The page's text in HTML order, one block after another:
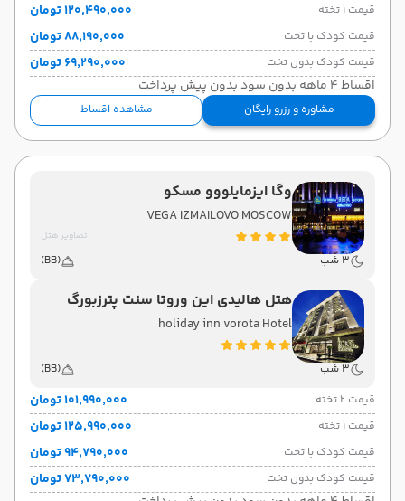
قیمت 1 تخته ۱۲۰٬۴۹۰٬۰۰۰ تومان
قیمت کودک با تخت ۸۸٬۱۹۰٬۰۰۰ تومان
قیمت کودک بدون تخت
۶۹٬۲۹۰٬۰۰۰ تومان
اقساط 4 ماهه بدون سود بدون پیش پرداخت
مشاوره و رزرو رایگان مشاهده اقساط
وگا ایزمایلووو مسکو
VEGA IZMAILOVO MOSCOW
تصاویر هتل
3 شب (BB)
هتل هالیدی این وروتا سنت پترزبورگ
holiday inn vorota Hotel
3 شب
(BB)
قیمت 2 تخته
۱۰۱٬۹۹۰٬۰۰۰ تومان
قیمت 1 تخته ۱۲۵٬۹۹۰٬۰۰۰ تومان
قیمت کودک با تخت ۹۴٬۷۹۰٬۰۰۰ تومان
قیمت کودک بدون تخت
۷۳٬۷۹۰٬۰۰۰ تومان